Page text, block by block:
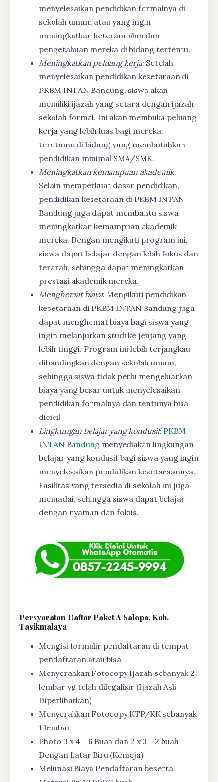
menyelesaikan pendidikan formalnya di
sekolah umum atau yang ingin
meningkatkan keterampilan dan
pengetahuan mereka di bidang tertentu.
Meningkatkan peluang kerja: Setelah
menyelesaikan pendidikan kesetaraan di
PKBM INTAN Bandung, siswa akan
memiliki ijazah yang setara dengan ijazah
sekolah formal. Ini akan membuka peluang
kerja yang lebih luas bagi mereka,
terutama di bidang yang membutuhkan
pendidikan minimal SMA/SMK.
Meningkatkan kemampuan akademik:
Selain memperkuat dasar pendidikan,
pendidikan kesetaraan di PKBM INTAN
Bandung juga dapat membantu siswa
meningkatkan kemampuan akademik
mereka. Dengan mengikuti program ini,
siswa dapat belajar dengan lebih fokus dan
terarah, sehingga dapat meningkatkan
prestasi akademik mereka.
Menghemat biaya: Mengikuti pendidikan
kesetaraan di PKBM INTAN Bandung juga
dapat menghemat biaya bagi siswa yang
ingin melanjutkan studi ke jenjang yang
lebih tinggi. Program ini lebih terjangkau
dibandingkan dengan sekolah umum,
sehingga siswa tidak perlu mengeluarkan
biaya yang besar untuk menyelesaikan
pendidikan formalnya dan tentunya bisa
dicicil
Lingkungan belajar yang kondusif: PKBM
INTAN Bandung menyediakan lingkungan
belajar yang kondusif bagi siswa yang ingin
menyelesaikan pendidikan kesetaraannya.
Fasilitas yang tersedia di sekolah ini juga
memadai, sehingga siswa dapat belajar
dengan nyaman dan fokus.
Persyaratan Daftar Paket A Salopa, Kab.
Tasikmalaya
Mengisi formulir pendaftaran di tempat
pendaftaran atau bisa
Menyerahkan Fotocopy Ijazah sebanyak 2
lembar yg telah dilegalisir (Ijazah Asli
Diperlihatkan)
Menyerahkan Fotocopy KTP/KK sebanyak
1 lembar
Photo 3 x 4 = 6 Buah dan 2 x 3 = 2 buah
Dengan Latar Biru (Kemeja)
Melunasi Biaya Pendaftaran beserta